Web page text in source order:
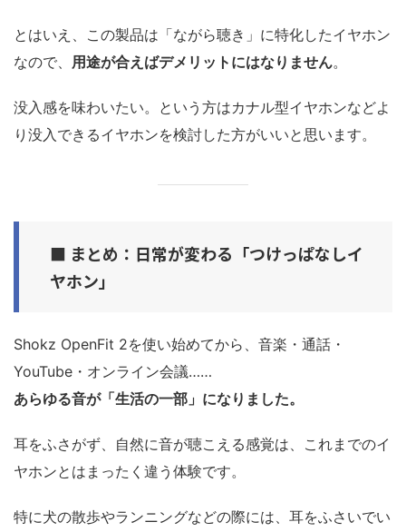
とはいえ、この製品は「ながら聴き」に特化したイヤホン
なので、 用途が合えばデメリットにはなりません。
没入感を味わいたい。という方はカナル型イヤホンなどよ
り没入できるイヤホンを検討した方がいいと思います。
■ まとめ：日常が変わる「つけっぱなしイ
ヤホン」
Shokz OpenFit 2を使い始めてから、音楽・通話・
YouTube・オンライン会議……
あらゆる音が「生活の一部」になりました。
耳をふさがず、自然に音が聴こえる感覚は、これまでのイ
ヤホンとはまったく違う体験です。
特に犬の散歩やランニングなどの際には、耳をふさいでい